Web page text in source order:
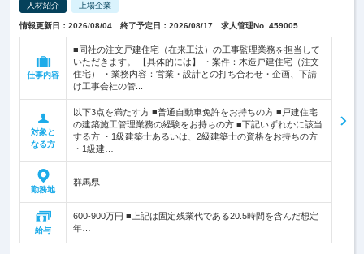
人材紹介 上場企業
情報更新日：2026/08/04 終了予定日：2026/08/17 求人管理No. 459005
仕事内容
■同社の注文戸建住宅（在来工法）の工事監理業務を担当して
いただきます。 【具体的には】 ・案件：木造戸建住宅（注文
住宅） ・業務内容：営業・設計との打ち合わせ・企画、下請
け工事会社の管...
対象と
なる方
以下3点を満たす方 ■普通自動車免許をお持ちの方 ■戸建住宅
の建築施工管理業務の経験をお持ちの方 ■下記いずれかに該当
する方 ・1級建築士あるいは、2級建築士の資格をお持ちの方
・1級建…
勤務地
群馬県
給与
600-900万円 ■上記は固定残業代である20.5時間を含んだ想定
年…